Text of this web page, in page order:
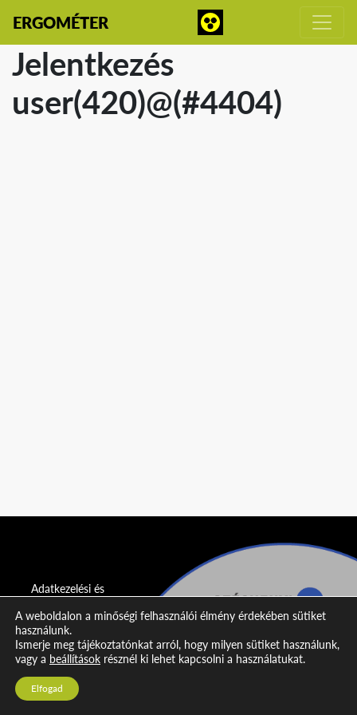
ERGOMÉTER
Jelentkezés
user(420)@(#4404)
Adatkezelési és
nyilatkozat
Impresszum
Kapcsolat
A weboldalon a minőségi felhasználói élmény érdekében sütiket
használunk.
Ismerje meg tájékoztatónkat arról, hogy milyen sütiket használunk,
vagy a beállítások résznél ki lehet kapcsolni a használatukat.
Elfogad